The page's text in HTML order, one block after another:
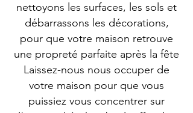
nettoyons les surfaces, les sols et
débarrassons les décorations,
pour que votre maison retrouve
une propreté parfaite après la fête
Laissez-nous nous occuper de
votre maison pour que vous
puissiez vous concentrer sur